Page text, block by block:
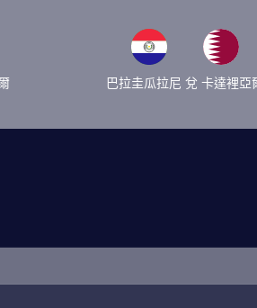
巴拉圭瓜拉尼 兌 卡達裡亞